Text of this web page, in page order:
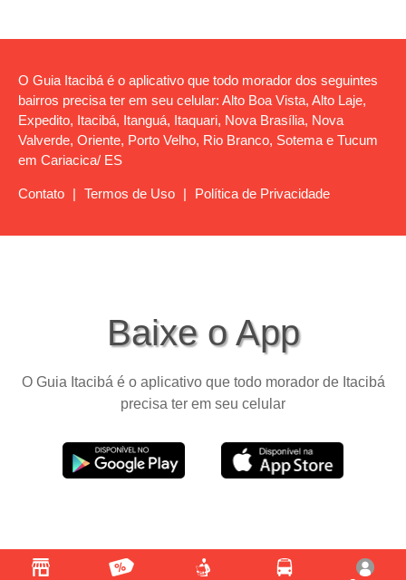
O Guia Itacibá é o aplicativo que todo morador dos seguintes
bairros precisa ter em seu celular: Alto Boa Vista, Alto Laje,
Expedito, Itacibá, Itanguá, Itaquari, Nova Brasília, Nova
Valverde, Oriente, Porto Velho, Rio Branco, Sotema e Tucum
em Cariacica/ ES
Contato | Termos de Uso | Política de Privacidade
Baixe o App
O Guia Itacibá é o aplicativo que todo morador de Itacibá
precisa ter em seu celular